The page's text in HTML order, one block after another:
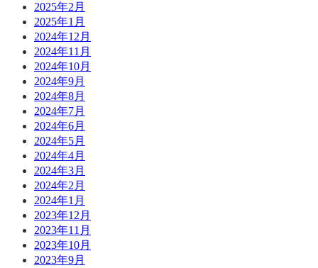
2025年2月
2025年1月
2024年12月
2024年11月
2024年10月
2024年9月
2024年8月
2024年7月
2024年6月
2024年5月
2024年4月
2024年3月
2024年2月
2024年1月
2023年12月
2023年11月
2023年10月
2023年9月